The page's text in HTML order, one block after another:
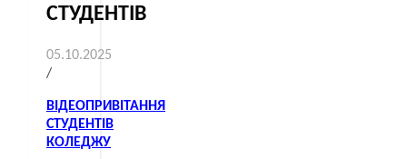
СТУДЕНТІВ
05.10.2025
/
ВІДЕОПРИВІТАННЯ
СТУДЕНТІВ
КОЛЕДЖУ